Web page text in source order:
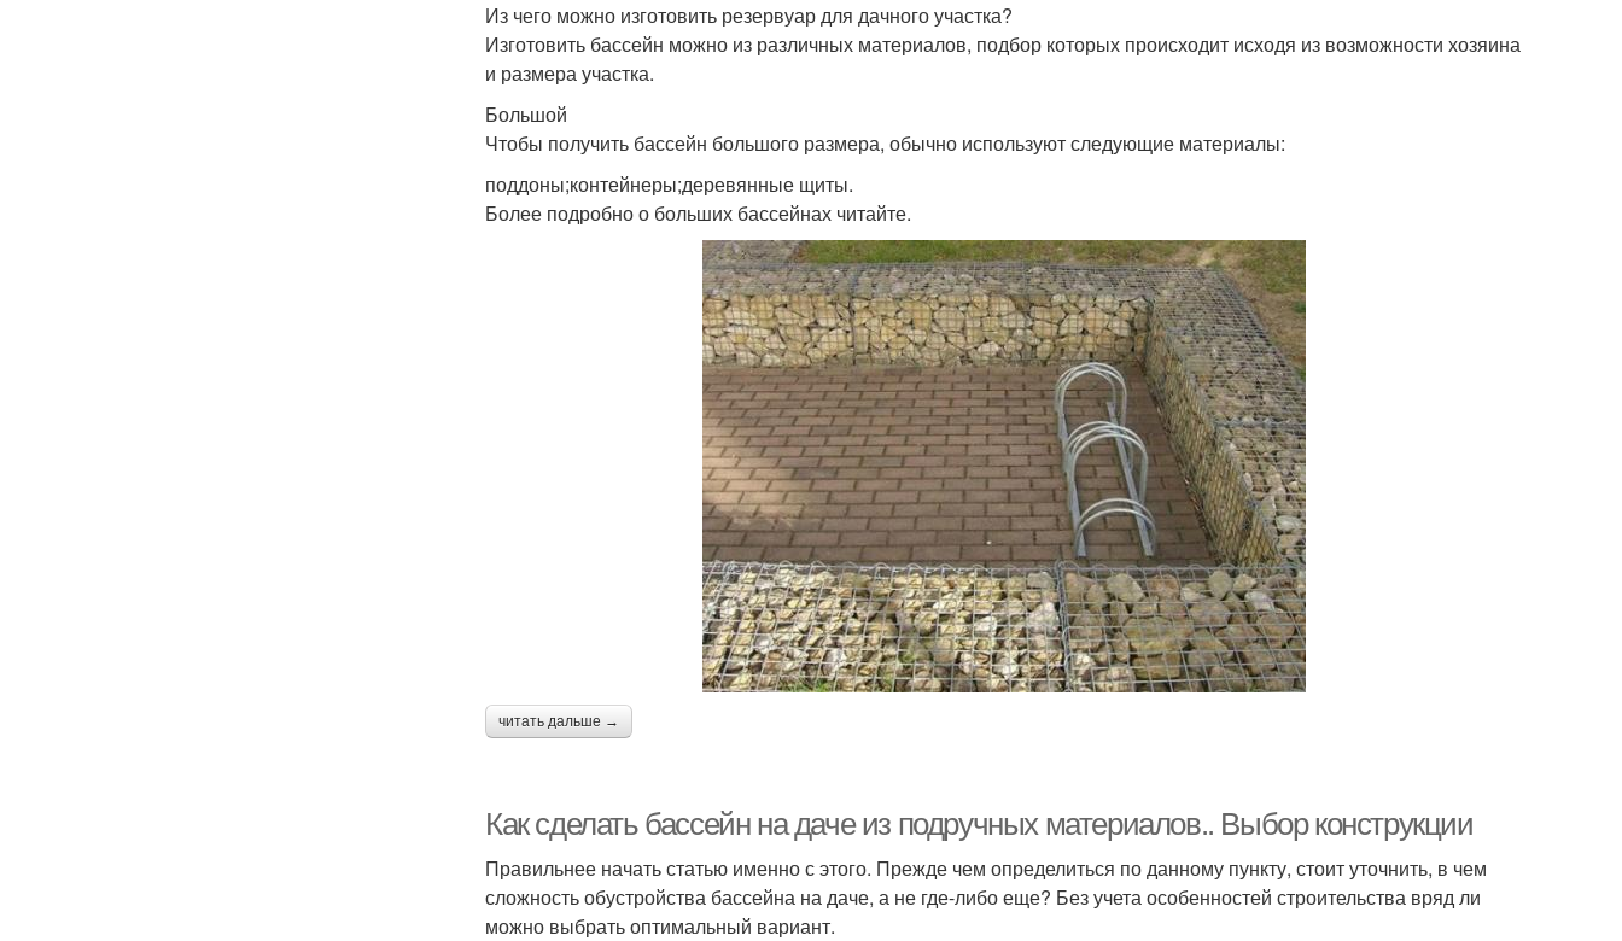
Из чего можно изготовить резервуар для дачного участка?
Изготовить бассейн можно из различных материалов, подбор которых происходит исходя из возможности хозяина
и размера участка.
Большой
Чтобы получить бассейн большого размера, обычно используют следующие материалы:
поддоны;контейнеры;деревянные щиты.
Более подробно о больших бассейнах читайте.
читать дальше →
Как сделать бассейн на даче из подручных материалов.. Выбор конструкции
Правильнее начать статью именно с этого. Прежде чем определиться по данному пункту, стоит уточнить, в чем
сложность обустройства бассейна на даче, а не где-либо еще? Без учета особенностей строительства вряд ли
можно выбрать оптимальный вариант.